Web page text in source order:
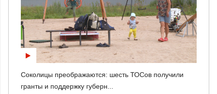
Соколицы преображаются: шесть ТОСов получили
гранты и поддержку губерн...